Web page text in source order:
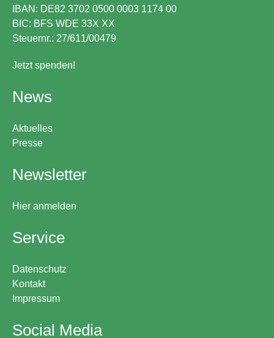
IBAN: DE82 3702 0500 0003 1174 00
BIC: BFS WDE 33X XX
Steuernr.: 27/611/00479
Jetzt spenden!
News
Aktuelles
Presse
Newsletter
Hier anmelden
Service
Datenschutz
Kontakt
Impressum
Social Media